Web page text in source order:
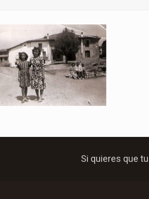
Si quieres que